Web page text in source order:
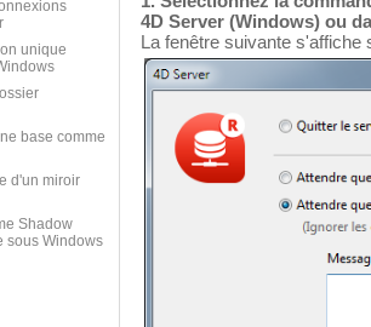
unique
base comme
d'un miroir
Shadow
sous Windows
4D Server (Windows) ou
La fenêtre suivante s'affiche